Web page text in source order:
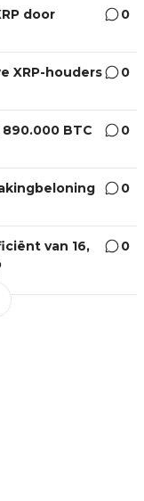
door
0
XRP-houders
0
BTC
0
0
van 16,
0